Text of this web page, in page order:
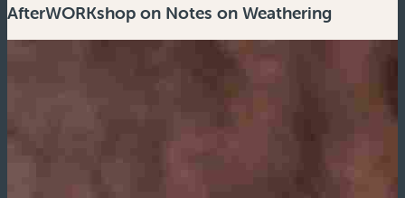
AfterWORKshop on Notes on Weathering